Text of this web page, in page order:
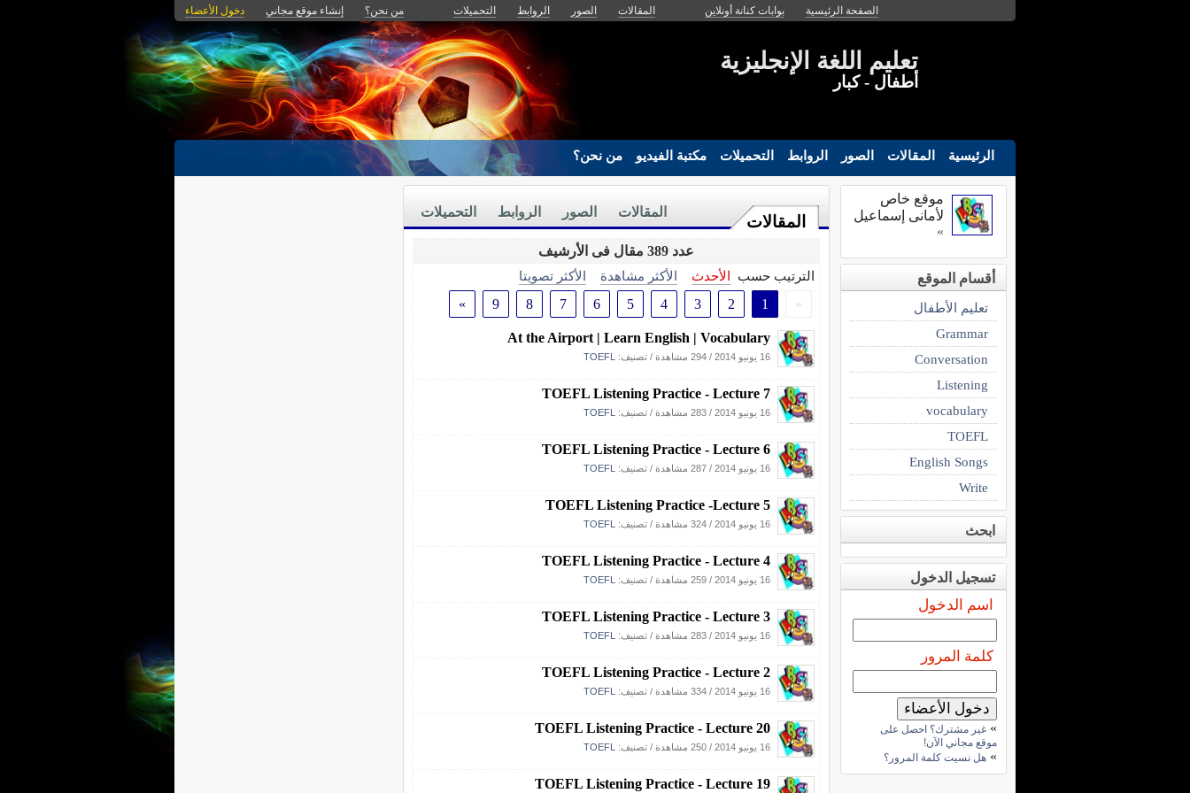
الصفحة الرئيسية بوابات كنانة أونلاين المقالات الصور الروابط التحميلات من نحن؟ إنشاء موقع مجاني دخول الأعضاء
تعليم اللغة الإنجليزية
أطفال - كبار
الرئيسية المقالات الصور الروابط التحميلات مكتبة الفيديو من نحن؟
المقالات
التحميلات الروابط الصور المقالات
عدد 389 مقال فى الأرشيف
الترتيب حسب الأحدث الأكثر مشاهدة
الأكثر تصويتا
«
1
2
3
4
5
6
7
8
9
»
At the Airport | Learn English | Vocabulary
16 يونيو 2014 / 294 مشاهدة / تصنيف: TOEFL
TOEFL Listening Practice - Lecture 7
16 يونيو 2014 / 283 مشاهدة / تصنيف: TOEFL
TOEFL Listening Practice - Lecture 6
16 يونيو 2014 / 287 مشاهدة / تصنيف: TOEFL
TOEFL Listening Practice -Lecture 5
16 يونيو 2014 / 324 مشاهدة / تصنيف: TOEFL
TOEFL Listening Practice - Lecture 4
16 يونيو 2014 / 259 مشاهدة / تصنيف: TOEFL
TOEFL Listening Practice - Lecture 3
16 يونيو 2014 / 283 مشاهدة / تصنيف: TOEFL
TOEFL Listening Practice - Lecture 2
16 يونيو 2014 / 334 مشاهدة / تصنيف: TOEFL
TOEFL Listening Practice - Lecture 20
16 يونيو 2014 / 250 مشاهدة / تصنيف: TOEFL
TOEFL Listening Practice - Lecture 19
موقع خاص
لأمانى إسماعيل
»
أقسام الموقع
تعليم الأطفال
Grammar
Conversation
Listening
vocabulary
TOEFL
English Songs
Write
ابحث
تسجيل الدخول
اسم الدخول
كلمة المرور
» غير مشترك؟ احصل على
موقع مجاني الآن!
» هل نسيت كلمة المرور؟